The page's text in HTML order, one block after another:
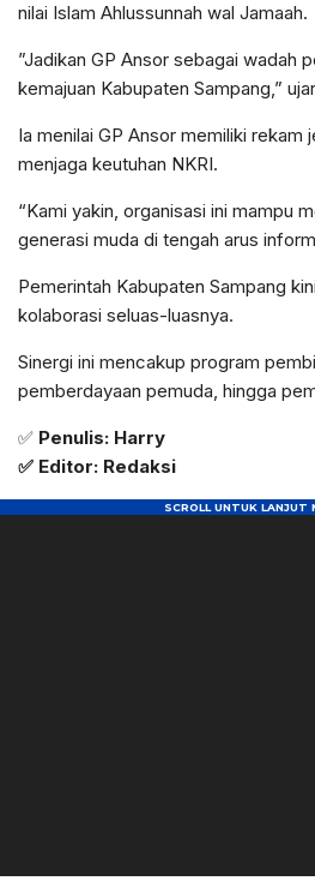
nilai Islam Ahlussunnah wal Jamaah.
​”Jadikan GP Ansor sebagai wadah
kemajuan Kabupaten Sampang,”
​Ia menilai GP Ansor memiliki rekam
menjaga keutuhan NKRI.
“Kami yakin, organisasi ini mampu
generasi muda di tengah arus
​Pemerintah Kabupaten Sampang
kolaborasi seluas-luasnya.
Sinergi ini mencakup program
pemberdayaan pemuda, hingga
✅ Penulis: Harry
✅ Editor: Redaksi